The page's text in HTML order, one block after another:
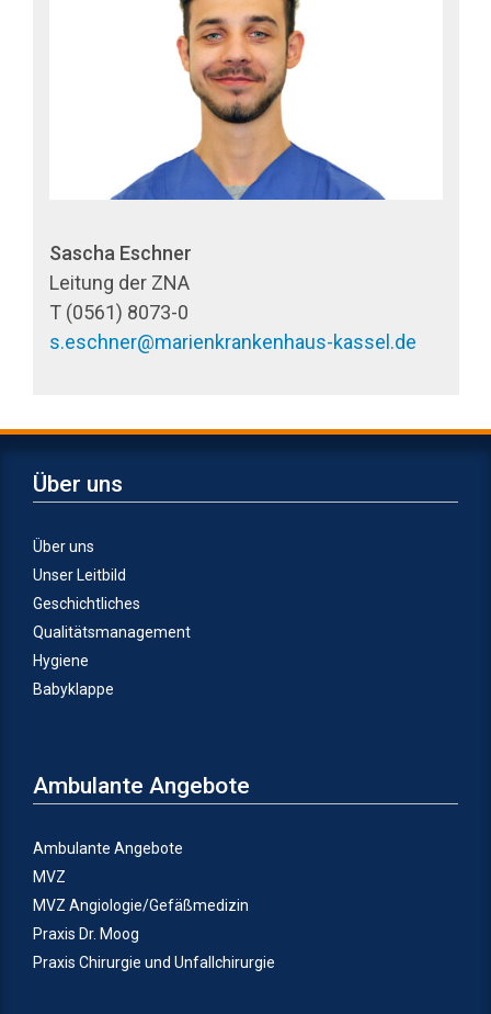
Sascha Eschner
Leitung der ZNA
T (0561) 8073-0
s.eschner@marienkrankenhaus-kassel.de
Über uns
Über uns
Unser Leitbild
Geschichtliches
Qualitätsmanagement
Hygiene
Babyklappe
Ambulante Angebote
Ambulante Angebote
MVZ
MVZ Angiologie/Gefäßmedizin
Praxis Dr. Moog
Praxis Chirurgie und Unfallchirurgie